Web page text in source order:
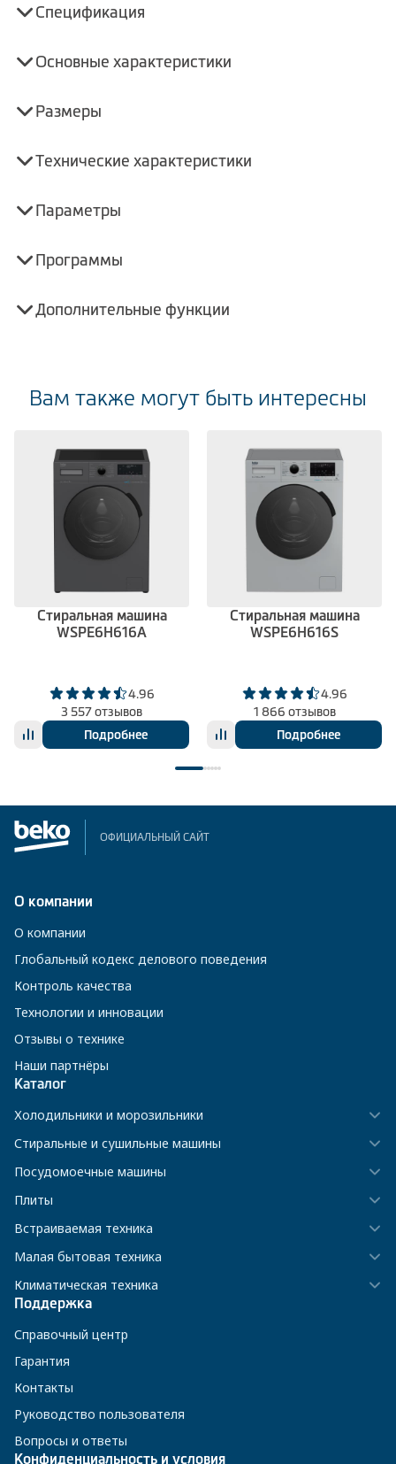
Спецификация
Основные характеристики
Размеры
Технические характеристики
Параметры
Программы
Дополнительные функции
Вам также могут быть интересны
Стиральная машина
WSPE6H616A
4.96
3 557 отзывов
Подробнее
Стиральная машина
WSPE6H616S
4.96
1 866 отзывов
Подробнее
ОФИЦИАЛЬНЫЙ САЙТ
О компании
О компании
Глобальный кодекс делового поведения
Контроль качества
Технологии и инновации
Отзывы о технике
Наши партнёры
Каталог
Холодильники и морозильники
Стиральные и сушильные машины
Посудомоечные машины
Плиты
Встраиваемая техника
Малая бытовая техника
Климатическая техника
Поддержка
Справочный центр
Гарантия
Контакты
Руководство пользователя
Вопросы и ответы
Конфиденциальность и условия